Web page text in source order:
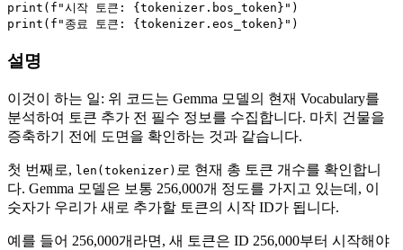
print ( f"시작 토큰: {tokenizer.bos_token} "
print ( f"종료 토큰: {tokenizer.eos_token} "
설명
이것이 하는 일: 위 코드는 Gemma 모델의 현재 Vocabulary를
분석하여 토큰 추가 전 필수 정보를 수집합니다. 마치 건물을
증축하기 전에 도면을 확인하는 것과 같습니다.
첫 번째로, len(tokenizer) 로 현재 총 토큰 개수를 확인합니
다. Gemma 모델은 보통 256,000개 정도를 가지고 있는데, 이
숫자가 우리가 새로 추가할 토큰의 시작 ID가 됩니다.
예를 들어 256,000개라면, 새 토큰은 ID 256,000부터 시작해야